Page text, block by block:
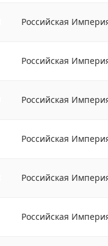
Российская
Российская
Российская
Российская
Российская
Российская